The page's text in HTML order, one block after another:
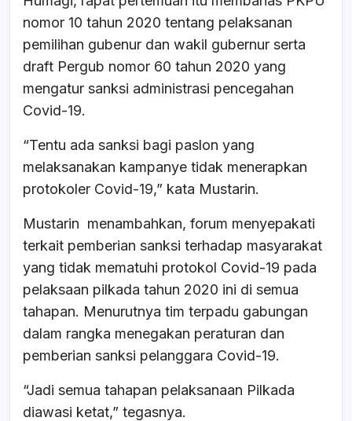
nomor 10 tahun 2020 tentang pelaksanan
pemilihan gubenur dan wakil gubernur serta
draft Pergub nomor 60 tahun 2020 yang
mengatur sanksi administrasi pencegahan
Covid-19.
“Tentu ada sanksi bagi paslon yang
melaksanakan kampanye tidak menerapkan
protokoler Covid-19,” kata Mustarin.
Mustarin menambahkan, forum menyepakati
terkait pemberian sanksi terhadap masyarakat
yang tidak mematuhi protokol Covid-19 pada
pelaksaan pilkada tahun 2020 ini di semua
tahapan. Menurutnya tim terpadu gabungan
dalam rangka menegakan peraturan dan
pemberian sanksi pelanggara Covid-19.
“Jadi semua tahapan pelaksanaan Pilkada
diawasi ketat,” tegasnya.